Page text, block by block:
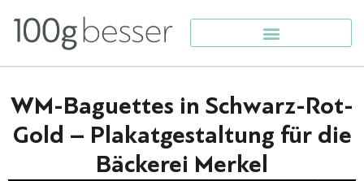
WM-Baguettes in Schwarz-Rot-
Gold – Plakatgestaltung für die
Bäckerei Merkel